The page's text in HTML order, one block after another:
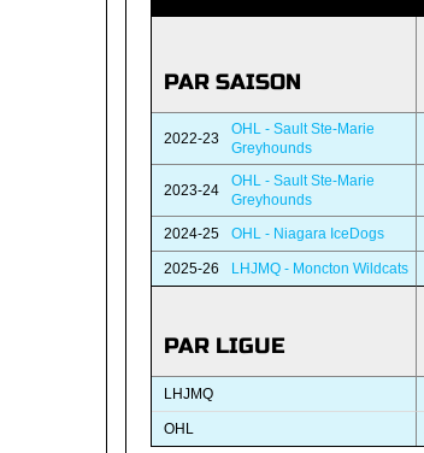
PAR SAISON
2022-23
OHL - Sault Ste-Marie
Greyhounds
2023-24
OHL - Sault Ste-Marie
Greyhounds
2024-25 OHL - Niagara IceDogs
2025-26 LHJMQ - Moncton Wildcats
PAR LIGUE
LHJMQ
OHL